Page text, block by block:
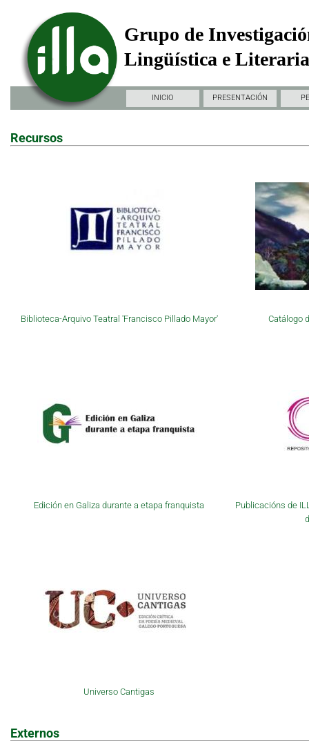
Grupo de
Lingüística e
INICIO PRESENTACIÓN
Recursos
Biblioteca-Arquivo Teatral 'Francisco Pillado Mayor' Catálogo
Edición en Galiza durante a etapa franquista
Publicacións de
Universo Cantigas
Externos